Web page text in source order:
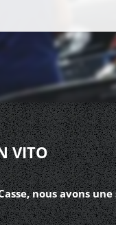
VITO
nous avons